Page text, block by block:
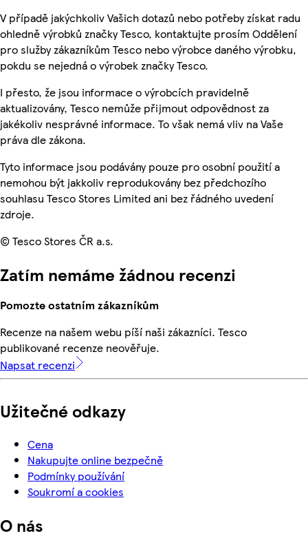
V případě jakýchkoliv Vašich dotazů nebo potřeby získat radu
ohledně výrobků značky Tesco, kontaktujte prosím Oddělení
pro služby zákazníkům Tesco nebo výrobce daného výrobku,
pokdu se nejedná o výrobek značky Tesco.
I přesto, že jsou informace o výrobcích pravidelně
aktualizovány, Tesco nemůže přijmout odpovědnost za
jakékoliv nesprávné informace. To však nemá vliv na Vaše
práva dle zákona.
Tyto informace jsou podávány pouze pro osobní použití a
nemohou být jakkoliv reprodukovány bez předchozího
souhlasu Tesco Stores Limited ani bez řádného uvedení
zdroje.
© Tesco Stores ČR a.s.
Zatím nemáme žádnou recenzi
Pomozte ostatním zákazníkům
Recenze na našem webu píší naši zákazníci. Tesco
publikované recenze neověřuje.
Napsat recenzi
Užitečné odkazy
Cena
Nakupujte online bezpečně
Podmínky používání
Soukromí a cookies
O nás